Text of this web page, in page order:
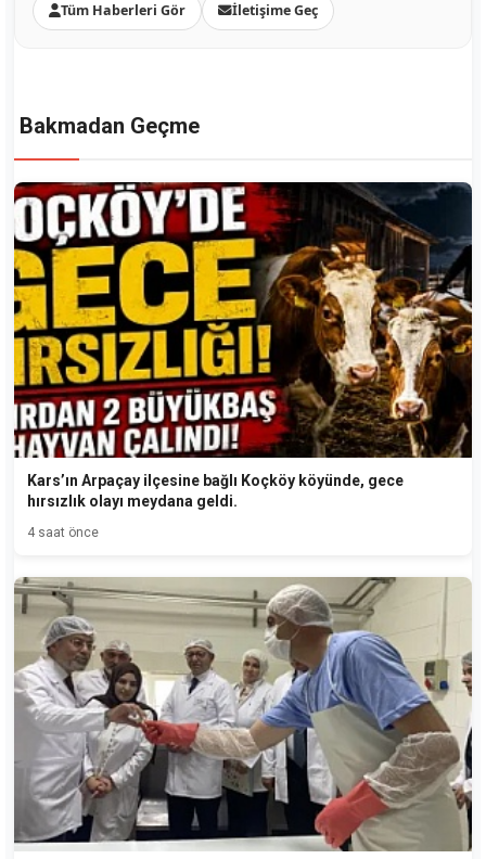
Tüm Haberleri Gör İletişime Geç
Bakmadan Geçme
Kars’ın Arpaçay ilçesine bağlı Koçköy köyünde, gece
hırsızlık olayı meydana geldi.
4 saat önce